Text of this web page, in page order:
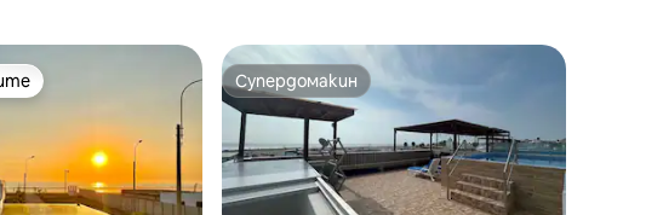
Супердомакин
Супердомакин